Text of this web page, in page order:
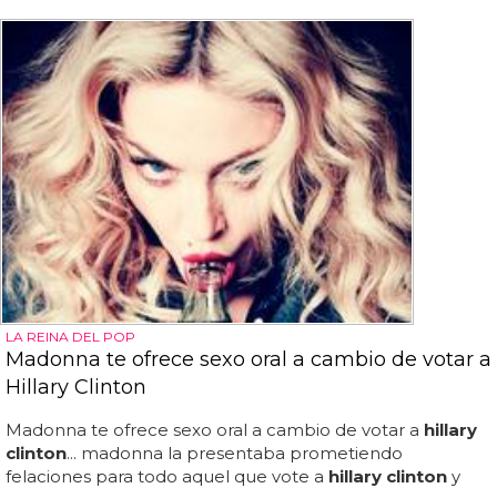
LA REINA DEL POP
Madonna te ofrece sexo oral a cambio de votar a
Hillary Clinton
Madonna te ofrece sexo oral a cambio de votar a hillary
clinton... madonna la presentaba prometiendo
felaciones para todo aquel que vote a hillary clinton y